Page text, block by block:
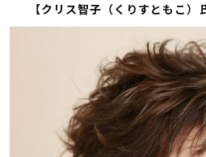
【クリス智子（くりすともこ）